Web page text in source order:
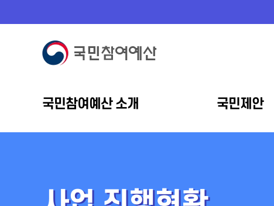
국민참여예산 소개 국민제안